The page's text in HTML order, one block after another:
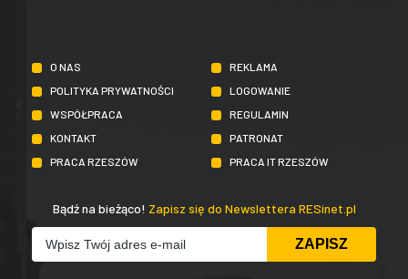
O NAS
REKLAMA
POLITYKA PRYWATNOŚCI
LOGOWANIE
WSPÓŁPRACA
REGULAMIN
KONTAKT
PATRONAT
PRACA RZESZÓW
PRACA IT RZESZÓW
Bądź na bieżąco! Zapisz się do Newslettera RESinet.pl